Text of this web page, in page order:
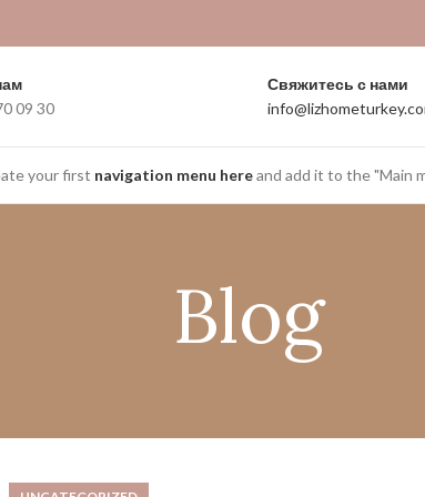
09 30
Свяжитесь с нами
your first navigation menu hereand add it to the "Main
Blog